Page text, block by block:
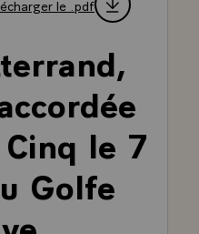
le .pdf
le 7
Golfe